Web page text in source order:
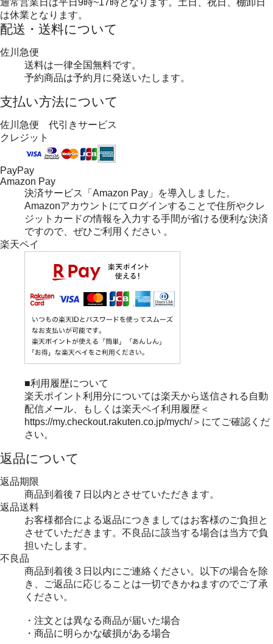
は休業となります。
配送・送料について
佐川急便
送料は一律全国無料です。
予約商品は予約月に発送いたします。
支払い方法について
佐川急便 代引きサービス
クレジット
PayPay
Amazon Pay
決済サービス「Amazon Pay」を導入しました。
Amazonアカウントにてログインすることで住所やクレ
ジットカードの情報を入力する手間が省ける便利な決済
ですので、ぜひご利用ください 。
楽天ペイ
■利用履歴について
楽天ポイント利用分については楽天から送信される自動
配信メール、もしくは楽天ペイ利用履歴＜
https://my.checkout.rakuten.co.jp/mych/＞にてご確認くだ
さい。
返品について
返品期限
商品到着後７日以内とさせていただきます。
返品送料
お客様都合による返品につきましてはお客様のご負担と
させていただきます。不良品に該当する場合は当方で負
担いたします。
不良品
商品到着後３日以内にご連絡ください。以下の場合を除
き、ご返品に応じることは一切できかねますのでご了承
ください。
・注文とは異なる商品が届いた場合
・商品に明らかな破損がある場合